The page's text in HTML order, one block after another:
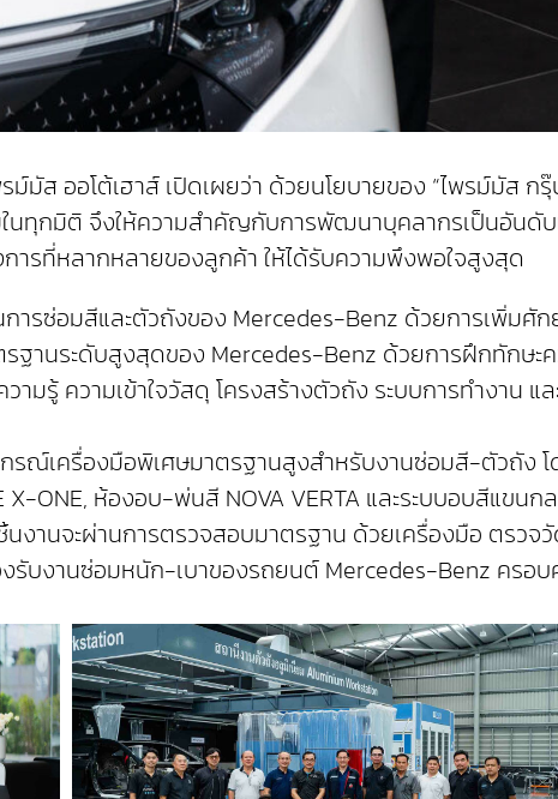
ส ออโต้เฮาส์ เปิดเผยว่า ด้วยนโยบายของ “ไพรม์มัส ก
นทุกมิติ จึงให้ความสำคัญกับการพัฒนาบุคลากรเป็นอันดั
ารที่หลากหลายของลูกค้า ให้ได้รับความพึงพอใจสูงสุด
ารซ่อมสีและตัวถังของ Mercedes-Benz ด้วยการเพิ่มศั
ฐานระดับสูงสุดของ Mercedes-Benz ด้วยการฝึกทักษ
มรู้ ความเข้าใจวัสดุ โครงสร้างตัวถัง ระบบการทำงาน แ
รณ์เครื่องมือพิเศษมาตรฐานสูงสำหรับงานซ่อมสี-ตัวถัง
ONE, ห้องอบ-พ่นสี NOVA VERTA และระบบอบสีแข
นจะผ่านการตรวจสอบมาตรฐาน ด้วยเครื่องมือ ตรวจวั
บงานซ่อมหนัก-เบาของรถยนต์ Mercedes-Benz ครอ